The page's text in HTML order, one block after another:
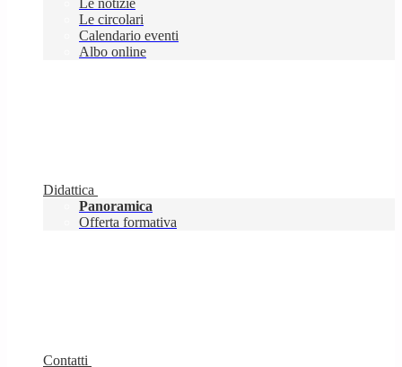
Le notizie
Le circolari
Calendario eventi
Albo online
Didattica
Panoramica
Offerta formativa
Contatti